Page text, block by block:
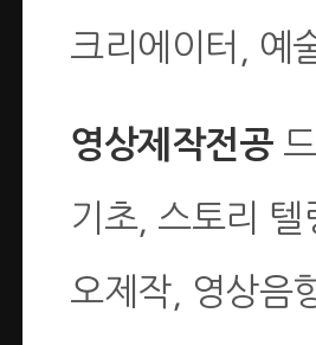
크리에이터, 예
영상제작전공드
기초, 스토리
오제작, 영상음